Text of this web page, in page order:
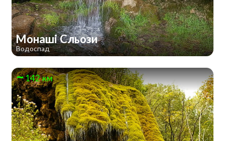
Монаші Сльози
Водоспад
142 км